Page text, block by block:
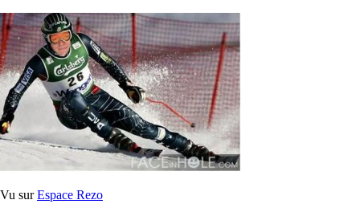
Vu surEspace Rezo